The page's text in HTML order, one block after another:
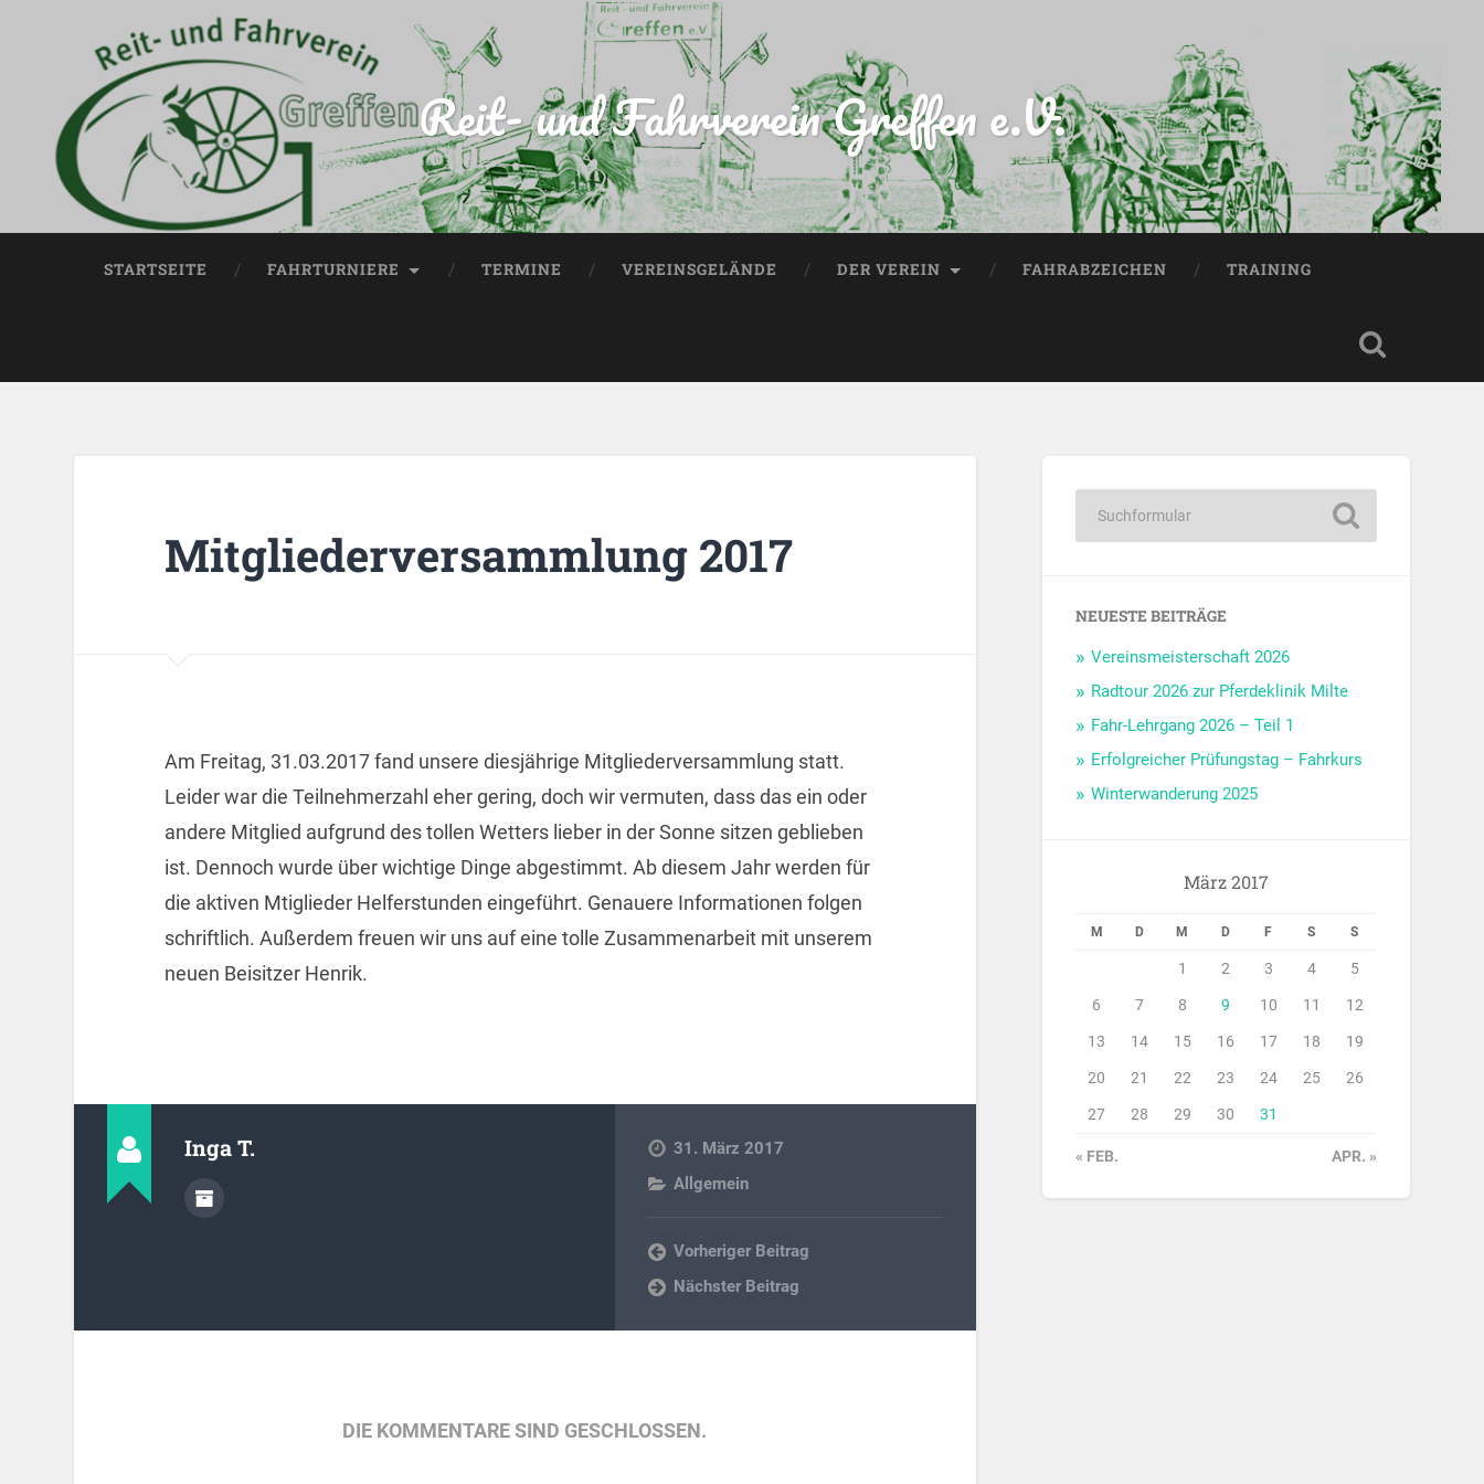
Reit- und Fahrverein Greffen e.V.
STARTSEITE FAHRTURNIERE TERMINE VEREINSGELÄNDE DER VEREIN FAHRABZEICHEN TRAINING
Mitgliederversammlung 2017
Am Freitag, 31.03.2017 fand unsere diesjährige Mitgliederversammlung statt.
Leider war die Teilnehmerzahl eher gering, doch wir vermuten, dass das ein oder
andere Mitglied aufgrund des tollen Wetters lieber in der Sonne sitzen geblieben
ist. Dennoch wurde über wichtige Dinge abgestimmt. Ab diesem Jahr werden für
die aktiven Mtiglieder Helferstunden eingeführt. Genauere Informationen folgen
schriftlich. Außerdem freuen wir uns auf eine tolle Zusammenarbeit mit unserem
neuen Beisitzer Henrik.
Inga T.
31. März 2017
Allgemein
Vorheriger Beitrag
Nächster Beitrag
DIE KOMMENTARE SIND GESCHLOSSEN.
NEUESTE BEITRÄGE
Vereinsmeisterschaft 2026
Radtour 2026 zur Pferdeklinik Milte
Fahr-Lehrgang 2026 – Teil 1
Erfolgreicher Prüfungstag – Fahrkurs
Winterwanderung 2025
März 2017
M D M D F S S
1 2 3 4 5
6 7 8 9 10 11 12
13 14 15 16 17 18 19
20 21 22 23 24 25 26
27 28 29 30 31
« FEB. APR. »